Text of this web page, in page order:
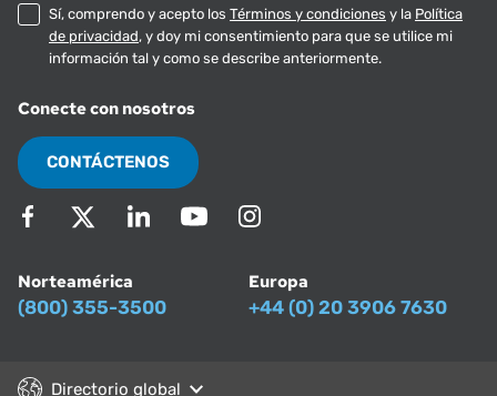
Sí, comprendo y acepto los Términos y condiciones y la Política
de privacidad, y doy mi consentimiento para que se utilice mi
información tal y como se describe anteriormente.
Conecte con nosotros
CONTÁCTENOS
Norteamérica
(800) 355-3500
Europa
+44 (0) 20 3906 7630
Directorio global